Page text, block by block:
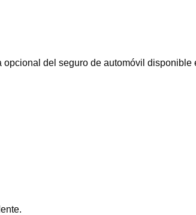
opcional del seguro de automóvil disponible